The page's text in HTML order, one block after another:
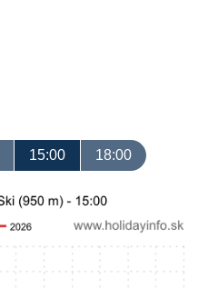
15:00 18:00